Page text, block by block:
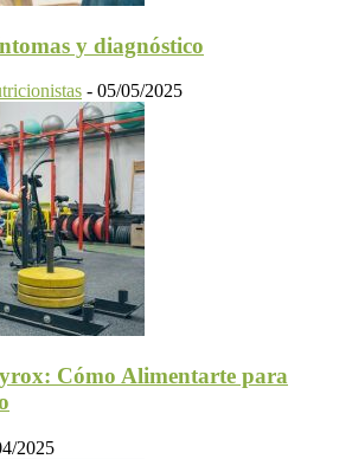
y diagnóstico
- 05/05/2025
Cómo Alimentarte para
2025